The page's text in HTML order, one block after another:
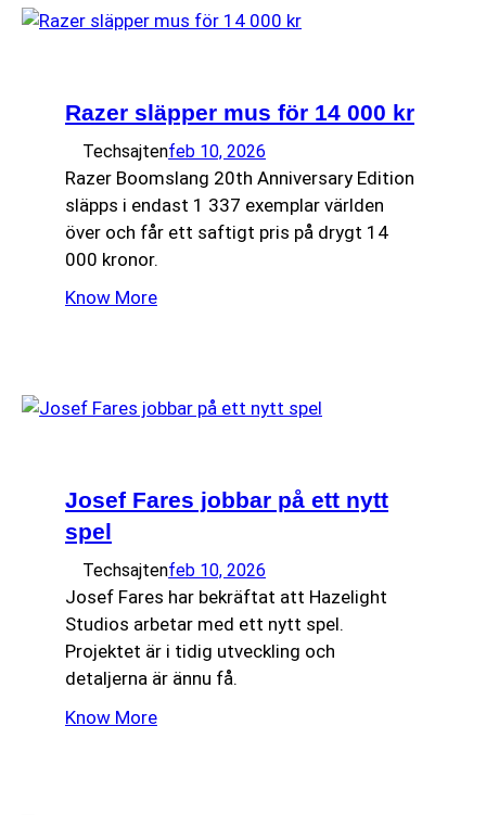
Razer släpper mus för 14 000 kr
Techsajtenfeb 10, 2026
Razer Boomslang 20th Anniversary Edition
släpps i endast 1 337 exemplar världen
över och får ett saftigt pris på drygt 14
000 kronor.
Know More
Josef Fares jobbar på ett nytt
spel
Techsajtenfeb 10, 2026
Josef Fares har bekräftat att Hazelight
Studios arbetar med ett nytt spel.
Projektet är i tidig utveckling och
detaljerna är ännu få.
Know More